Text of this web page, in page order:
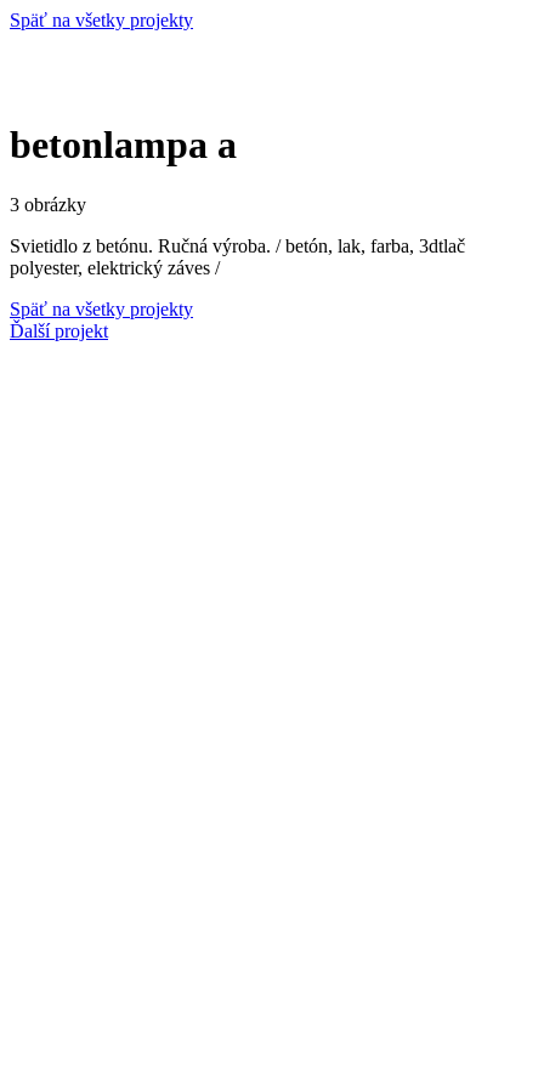
Späť na všetky projekty
betonlampa a
3 obrázky
Svietidlo z betónu. Ručná výroba. / betón, lak, farba, 3dtlač
polyester, elektrický záves /
Späť na všetky projekty
Ďalší projekt